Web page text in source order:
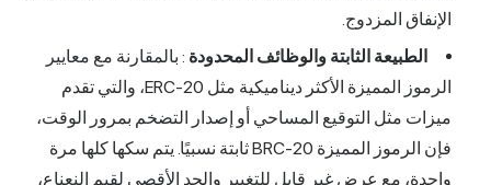
الإنفاق المزدوج.
الطبيعة الثابتة والوظائف المحدودة : بالمقارنة مع معايير
الرموز المميزة الأكثر ديناميكية مثل ERC-20، والتي تقدم
ميزات مثل التوقيع المساحي أو إصدار التضخم بمرور الوقت،
فإن الرموز المميزة BRC-20 ثابتة نسبيًا. يتم سكها كلها مرة
واحدة، مع عرض غير قابل للتغيير والحد الأقصى لقيم النعناع،